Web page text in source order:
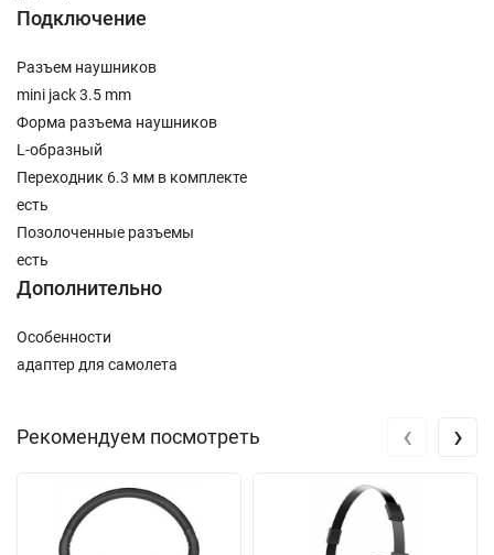
Подключение
Разъем наушников
mini jack 3.5 mm
Форма разъема наушников
L-образный
Переходник 6.3 мм в комплекте
есть
Позолоченные разъемы
есть
Дополнительно
Особенности
адаптер для самолета
Рекомендуем посмотреть ‹ ›